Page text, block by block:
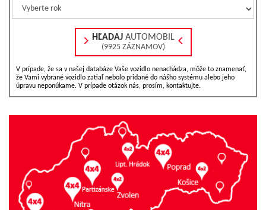
HĽADAJAUTOMOBIL
(9925 ZÁZNAMOV)
V prípade, že sa v našej databáze Vaše vozidlo nenachádza, môže to znamenať,
že Vami vybrané vozidlo zatiaľ nebolo pridané do nášho systému alebo jeho
úpravu neponúkame. V prípade otázok nás, prosím, kontaktujte.